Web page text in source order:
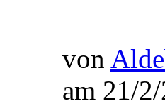
von
am 21/